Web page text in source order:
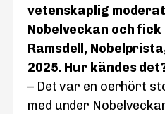
vetenskaplig
Nobelveckan och
Ramsdell,
2025. Hur kändes
– Det var en oerhört
med under